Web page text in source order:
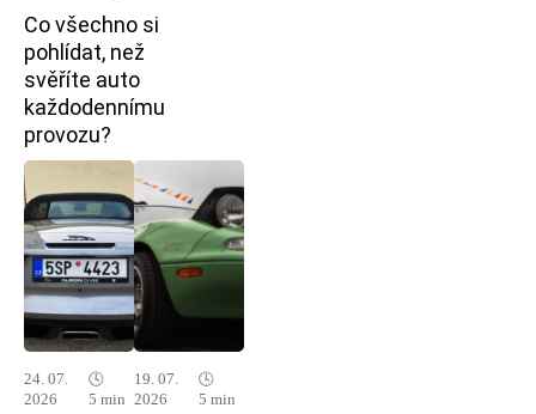
Co všechno si
pohlídat, než
svěříte auto
každodennímu
provozu?
24. 07.
2026
🕓
5 min
19. 07.
2026
🕓
5 min